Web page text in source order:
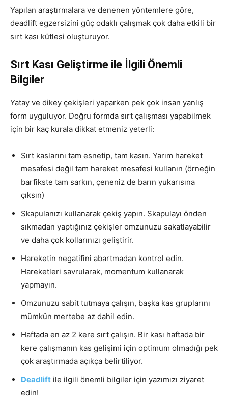
Yapılan araştırmalara ve denenen yöntemlere göre,
deadlift egzersizini güç odaklı çalışmak çok daha etkili bir
sırt kası kütlesi oluşturuyor.
Sırt Kası Geliştirme ile İlgili Önemli
Bilgiler
Yatay ve dikey çekişleri yaparken pek çok insan yanlış
form uyguluyor. Doğru formda sırt çalışması yapabilmek
için bir kaç kurala dikkat etmeniz yeterli:
Sırt kaslarını tam esnetip, tam kasın. Yarım hareket
mesafesi değil tam hareket mesafesi kullanın (örneğin
barfikste tam sarkın, çeneniz de barın yukarısına
çıksın)
Skapulanızı kullanarak çekiş yapın. Skapulayı önden
sıkmadan yaptığınız çekişler omzunuzu sakatlayabilir
ve daha çok kollarınızı geliştirir.
Hareketin negatifini abartmadan kontrol edin.
Hareketleri savrularak, momentum kullanarak
yapmayın.
Omzunuzu sabit tutmaya çalışın, başka kas gruplarını
mümkün mertebe az dahil edin.
Haftada en az 2 kere sırt çalışın. Bir kası haftada bir
kere çalışmanın kas gelişimi için optimum olmadığı pek
çok araştırmada açıkça belirtiliyor.
Deadlift ile ilgili önemli bilgiler için yazımızı ziyaret
edin!